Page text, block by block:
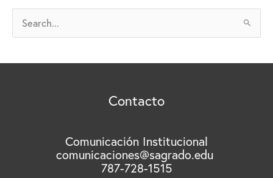
V
c
Contacto
Comunicación Institucional
comunicaciones@sagrado.edu
787-728-1515